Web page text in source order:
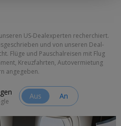
US-Dealexperten recherchiert.
und von unseren Deal-
Flüge und Pauschalreisen mit Flug
Kreuzfahrten, Autovermietung
angegeben.
Aus An